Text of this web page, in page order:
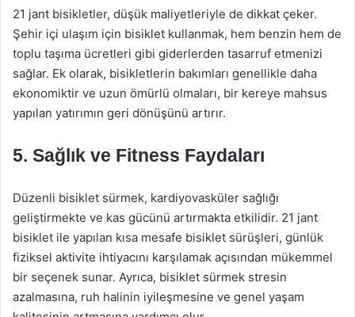
21 jant bisikletler, düşük maliyetleriyle de dikkat çeker.
Şehir içi ulaşım için bisiklet kullanmak, hem benzin hem de
toplu taşıma ücretleri gibi giderlerden tasarruf etmenizi
sağlar. Ek olarak, bisikletlerin bakımları genellikle daha
ekonomiktir ve uzun ömürlü olmaları, bir kereye mahsus
yapılan yatırımın geri dönüşünü artırır.
5. Sağlık ve Fitness Faydaları
Düzenli bisiklet sürmek, kardiyovasküler sağlığı
geliştirmekte ve kas gücünü artırmakta etkilidir. 21 jant
bisiklet ile yapılan kısa mesafe bisiklet sürüşleri, günlük
fiziksel aktivite ihtiyacını karşılamak açısından mükemmel
bir seçenek sunar. Ayrıca, bisiklet sürmek stresin
azalmasına, ruh halinin iyileşmesine ve genel yaşam